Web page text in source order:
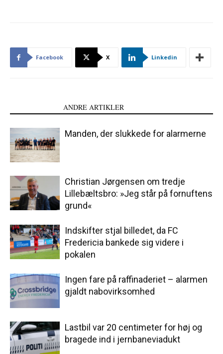
Facebook X Linkedin
ANDRE ARTIKLER
Manden, der slukkede for alarmerne
Christian Jørgensen om tredje
Lillebæltsbro: »Jeg står på fornuftens
grund«
Indskifter stjal billedet, da FC
Fredericia bankede sig videre i
pokalen
Ingen fare på raffinaderiet – alarmen
gjaldt nabovirksomhed
Lastbil var 20 centimeter for høj og
bragede ind i jernbaneviadukt